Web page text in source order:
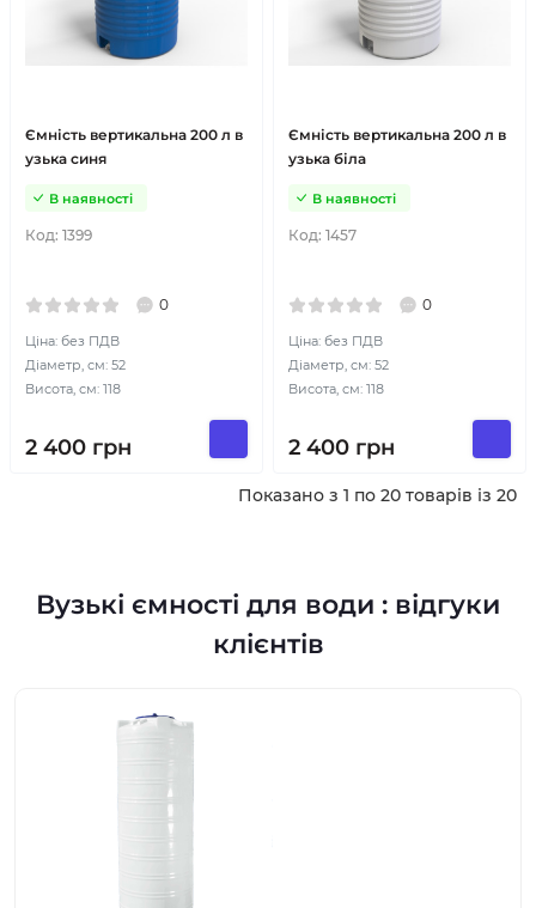
Ємність вертикальна 200 л в
узька синя
Код: 1399
В наявності
0
Ціна: без ПДВ
Діаметр, см: 52
Висота, см: 118
2 400 грн
Ємність вертикальна 200 л в
узька біла
Код: 1457
В наявності
0
Ціна: без ПДВ
Діаметр, см: 52
Висота, см: 118
2 400 грн
Показано з 1 по 20 товарів із 20
Вузькі ємності для води : відгуки
клієнтів